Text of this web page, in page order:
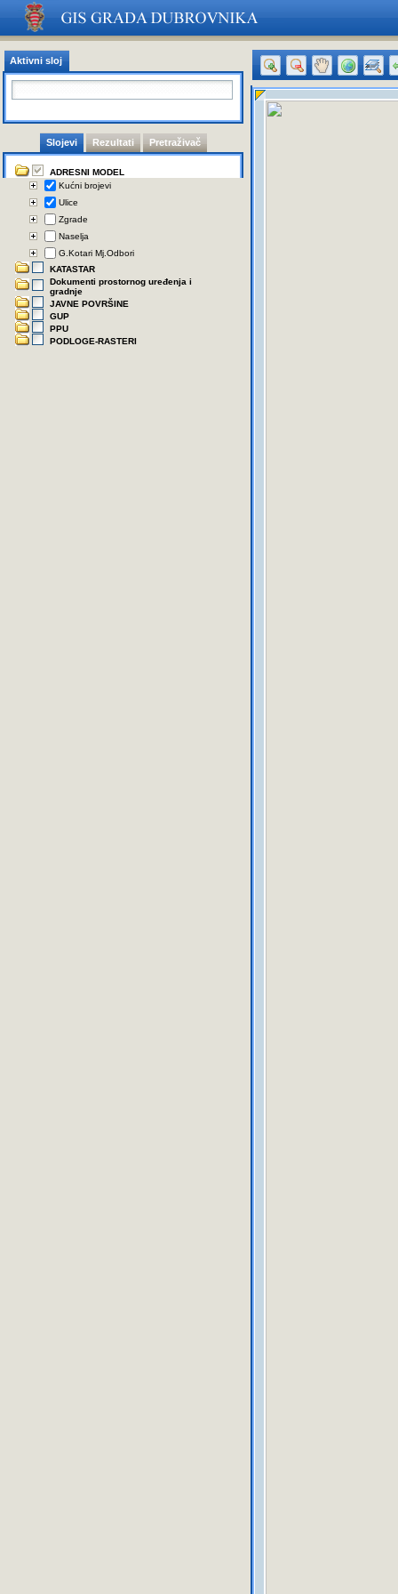
Aktivni sloj
Slojevi Rezultati Pretraživač
ADRESNI MODEL
Kućni brojevi
Ulice
Zgrade
Naselja
G.Kotari Mj.Odbori
KATASTAR
Dokumenti prostornog uređenja i
gradnje
JAVNE POVRŠINE
GUP
PPU
PODLOGE-RASTERI